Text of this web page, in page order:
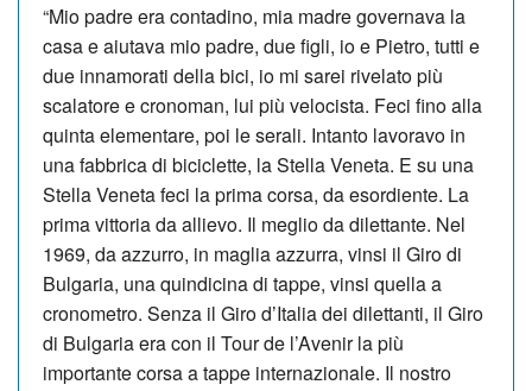
“Mio padre era contadino, mia madre governava la
casa e aiutava mio padre, due figli, io e Pietro, tutti e
due innamorati della bici, io mi sarei rivelato più
scalatore e cronoman, lui più velocista. Feci fino alla
quinta elementare, poi le serali. Intanto lavoravo in
una fabbrica di biciclette, la Stella Veneta. E su una
Stella Veneta feci la prima corsa, da esordiente. La
prima vittoria da allievo. Il meglio da dilettante. Nel
1969, da azzurro, in maglia azzurra, vinsi il Giro di
Bulgaria, una quindicina di tappe, vinsi quella a
cronometro. Senza il Giro d’Italia dei dilettanti, il Giro
di Bulgaria era con il Tour de l’Avenir la più
importante corsa a tappe internazionale. Il nostro